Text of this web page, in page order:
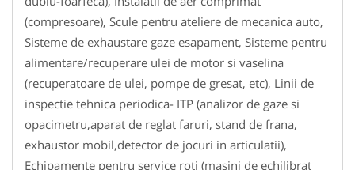
(compresoare), Scule pentru ateliere de mecanica auto,
Sisteme de exhaustare gaze esapament, Sisteme pentru
alimentare/recuperare ulei de motor si vaselina
(recuperatoare de ulei, pompe de gresat, etc), Linii de
inspectie tehnica periodica- ITP (analizor de gaze si
opacimetru,aparat de reglat faruri, stand de frana,
exhaustor mobil,detector de jocuri in articulatii),
Echipamente pentru service roti (masini de echilibrat